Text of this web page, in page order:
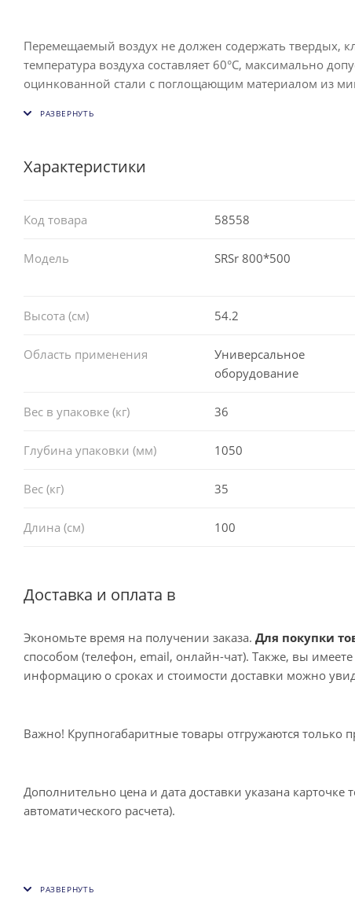
Перемещаемый воздух не должен содержать твердых,
температура воздуха составляет 60°С, максимально
оцинкованной стали с поглощающим материалом из
Характеристики
Код товара 58558
Модель SRSr 800*500
Высота (см) 54.2
Область применения
Универсальное
оборудование
Вес в упаковке (кг) 36
Глубина упаковки (мм) 1050
Вес (кг) 35
Длина (см) 100
Доставка и оплата в
Экономьте время на получении заказа. Для покупки
способом (телефон, email, онлайн-чат). Также, вы
информацию о сроках и стоимости доставки можно
Важно! Крупногабаритные товары отгружаются только
Дополнительно цена и дата доставки указана
автоматического расчета).